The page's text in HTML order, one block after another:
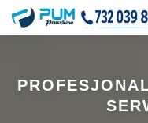
Przejdź
treści